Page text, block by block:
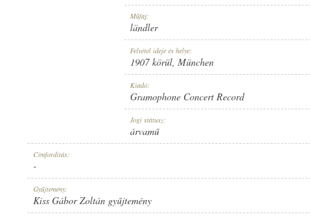
GRAMOPHONE CONCERT RECORD
Műfaj:
ländler
Felvétel ideje és helye:
1907 körül, München
Kiadó:
Gramophone Concert Record
Jogi státusz:
árvamű
Címfordítás:
-
Gyűjtemény:
Kiss Gábor Zoltán gyűjtemény